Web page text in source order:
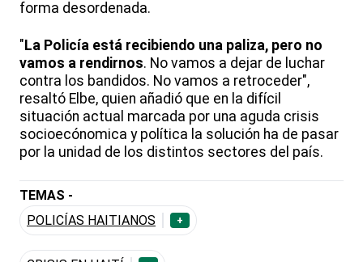
forma desordenada.
" La Policía está recibiendo una paliza, pero no
vamos a rendirnos. No vamos a dejar de luchar
contra los bandidos. No vamos a retroceder",
resaltó Elbe, quien añadió que en la difícil
situación actual marcada por una aguda crisis
socioecónomica y política la solución ha de pasar
por la unidad de los distintos sectores del país.
TEMAS -
POLICÍAS HAITIANOS
+